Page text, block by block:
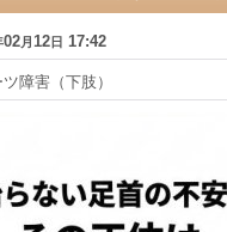
02月12日 17:42
障害（下肢）